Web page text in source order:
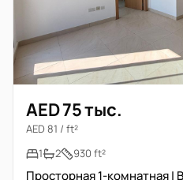
AED 75 тыс.
AED 81 / ft²
1
2 930 ft²